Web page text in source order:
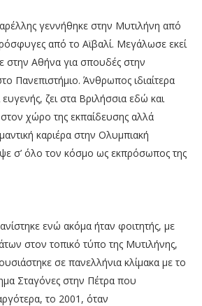
γεννήθηκε στην Μυτιλήνη από
από το Αϊβαλί. Μεγάλωσε εκεί
στην Αθήνα για σπουδές στην
Πανεπιστήμιο. Άνθρωπος ιδιαίτερα
ζει στα Βριλήσσια εδώ και
στον χώρο της εκπαίδευσης αλλά
καριέρα στην Ολυμπιακή
σ’ όλο τον κόσμο ως εκπρόσωπος της
ενώ ακόμα ήταν φοιτητής, με
στον τοπικό τύπο της Μυτιλήνης,
σε πανελλήνια κλίμακα με το
Σταγόνες στην Πέτρα που
το 2001, όταν